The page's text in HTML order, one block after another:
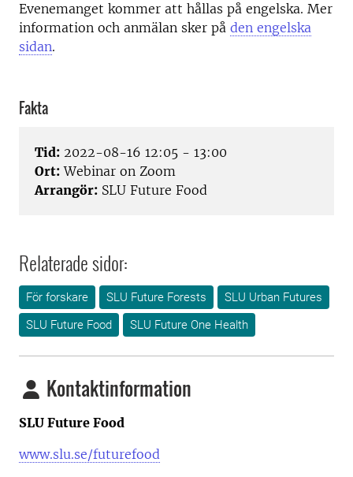
Evenemanget kommer att hållas på engelska. Mer
information och anmälan sker på den engelska
sidan.
Fakta
Tid: 2022-08-16 12:05 - 13:00
Ort: Webinar on Zoom
Arrangör: SLU Future Food
Relaterade sidor:
För forskare SLU Future Forests
SLU Urban Futures
SLU Future Food
SLU Future One Health
Kontaktinformation
SLU Future Food
www.slu.se/futurefood